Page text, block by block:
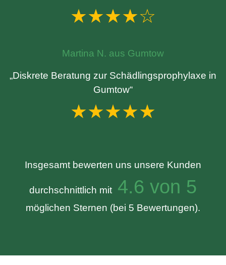
★★★★☆
Martina N. aus Gumtow
„Diskrete Beratung zur Schädlingsprophylaxe in
Gumtow“
★★★★★
Insgesamt bewerten uns unsere Kunden
durchschnittlich mit 4.6 von 5
möglichen Sternen (bei 5 Bewertungen).